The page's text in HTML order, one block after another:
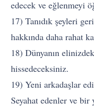
edecek ve eğlenmeyi
17) Tanıdık şeyleri
hakkında daha rahat
18) Dünyanın
hissedeceksiniz.
19) Yeni arkadaşlar
Seyahat edenler ve bir